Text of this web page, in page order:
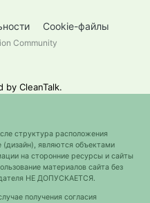
Cookie-файлы
Community
by CleanTalk.
структура расположения
являются объектами
на сторонние ресурсы и сайты
материалов сайта без
НЕ ДОПУСКАЕТСЯ.
получения согласия